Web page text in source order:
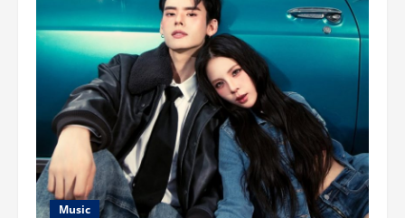
Music